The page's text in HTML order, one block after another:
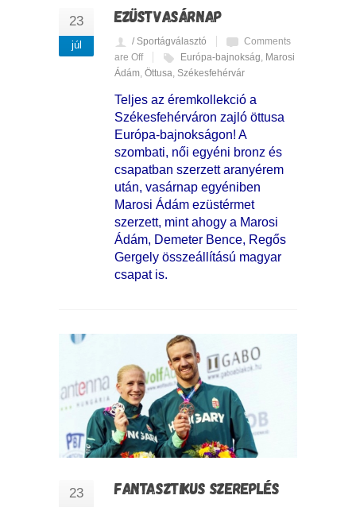
23
júl
EZÜSTVASÁRNAP
/ Sportágválasztó
Comments
are Off
Európa-bajnokság Marosi
Ádám Öttusa Székesfehérvár
Teljes az éremkollekció a
Székesfehérváron zajló öttusa
Európa-bajnokságon! A
szombati, női egyéni bronz és
csapatban szerzett aranyérem
után, vasárnap egyéniben
Marosi Ádám ezüstérmet
szerzett, mint ahogy a Marosi
Ádám, Demeter Bence, Regős
Gergely összeállítású magyar
csapat is.
23 FANTASZTIKUS SZEREPLÉS